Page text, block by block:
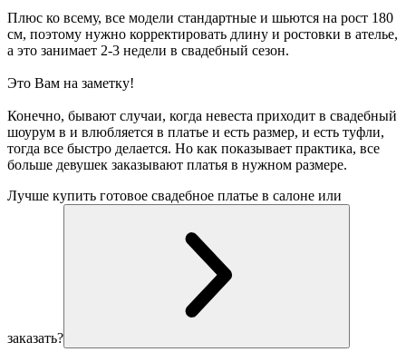
Плюс ко всему, все модели стандартные и шьются на рост 180
см, поэтому нужно корректировать длину и ростовки в ателье,
а это занимает 2-3 недели в свадебный сезон.
Это Вам на заметку!
Конечно, бывают случаи, когда невеста приходит в свадебный
шоурум в и влюбляется в платье и есть размер, и есть туфли,
тогда все быстро делается. Но как показывает практика, все
больше девушек заказывают платья в нужном размере.
Лучше купить готовое свадебное платье в салоне или
заказать?